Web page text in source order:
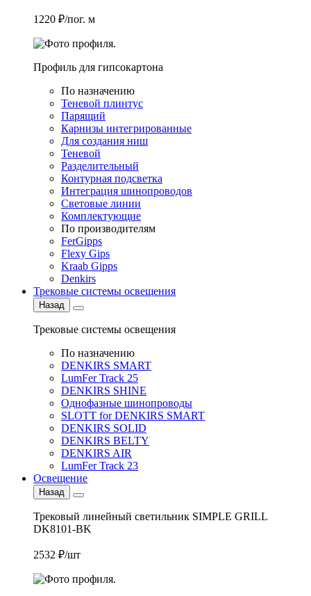
1220 ₽/пог. м
Профиль для гипсокартона
По назначению
Теневой плинтус
Парящий
Карнизы интегрированные
Для создания ниш
Теневой
Разделительный
Контурная подсветка
Интеграция шинопроводов
Световые линии
Комплектующие
По производителям
FerGipps
Flexy Gips
Kraab Gipps
Denkirs
Трековые системы освещения
Назад
Трековые системы освещения
По назначению
DENKIRS SMART
LumFer Track 25
DENKIRS SHINE
Однофазные шинопроводы
SLOTT for DENKIRS SMART
DENKIRS SOLID
DENKIRS BELTY
DENKIRS AIR
LumFer Track 23
Освещение
Назад
Трековый линейный светильник SIMPLE GRILL
DK8101-BK
2532 ₽/шт